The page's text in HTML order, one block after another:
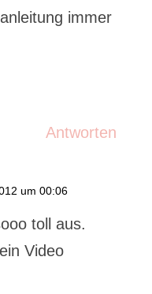
immer
Antworten
um 00:06
toll aus.
Video